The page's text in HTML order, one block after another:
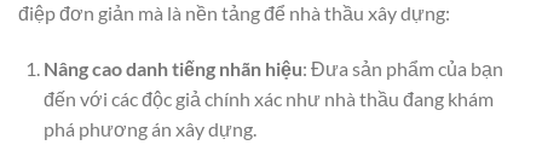
điệp đơn giản mà là nền tảng để nhà thầu xây dựng:
Nâng cao danh tiếng nhãn hiệu: Đưa sản phẩm của bạn
đến với các độc giả chính xác như nhà thầu đang khám
phá phương án xây dựng.